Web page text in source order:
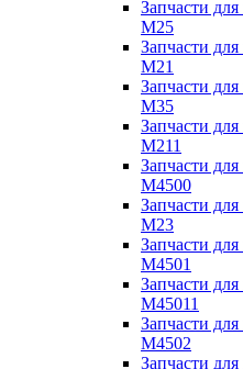
Запчасти
M25
Запчасти
M21
Запчасти
M35
Запчасти
M211
Запчасти
M4500
Запчасти
M23
Запчасти
M4501
Запчасти
M45011
Запчасти
M4502
Запчасти